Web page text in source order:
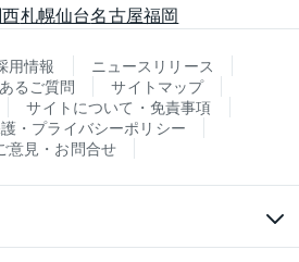
札幌仙台名古屋福岡
用情報
ニュースリリース
るご質問
サイトマップ
サイトについて・免責事項
・プライバシーポリシー
意見・お問合せ